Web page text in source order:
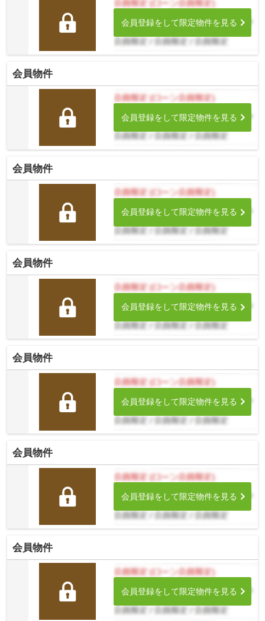
会員登録をして限定物件を見る
会員物件
会員登録をして限定物件を見る
会員物件
会員登録をして限定物件を見る
会員物件
会員登録をして限定物件を見る
会員物件
会員登録をして限定物件を見る
会員物件
会員登録をして限定物件を見る
会員物件
会員登録をして限定物件を見る